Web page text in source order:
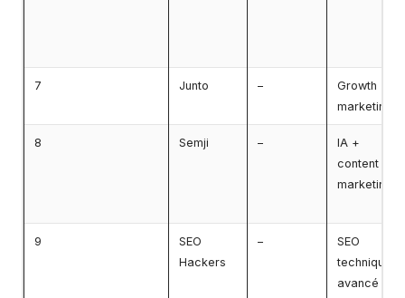
7 Junto –
Growth
marketing
8 Semji –
IA +
content
marketing
9
SEO
Hackers
–
SEO
technique
avancé